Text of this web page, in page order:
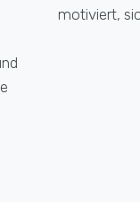
motiviert,